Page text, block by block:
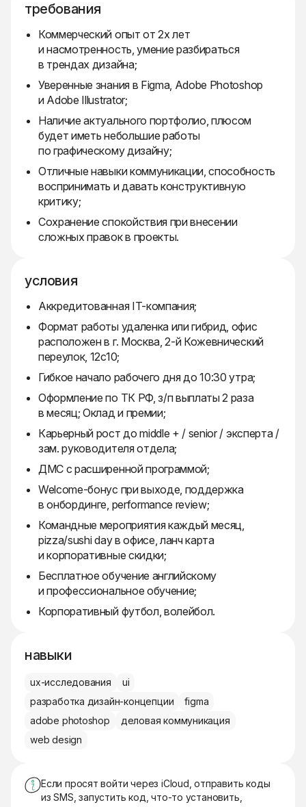
требования
Коммерческий опыт от 2х лет
и насмотренность, умение разбираться
в трендах дизайна;
Уверенные знания в Figma, Adobe Photoshop
и Adobe Illustrator;
Наличие актуального портфолио, плюсом
будет иметь небольшие работы
по графическому дизайну;
Отличные навыки коммуникации, способность
воспринимать и давать конструктивную
критику;
Сохранение спокойствия при внесении
сложных правок в проекты.
условия
Аккредитованная IT-компания;
Формат работы удаленка или гибрид, офис
расположен в г. Москва, 2-й Кожевнический
переулок, 12с10;
Гибкое начало рабочего дня до 10:30 утра;
Оформление по ТК РФ, з/п выплаты 2 раза
в месяц; Оклад и премии;
Карьерный рост до middle + / senior / эксперта /
зам. руководителя отдела;
ДМС с расширенной программой;
Welcome-бонус при выходе, поддержка
в онбординге, performance review;
Командные мероприятия каждый месяц,
pizza/sushi day в офисе, ланч карта
и корпоративные скидки;
Бесплатное обучение английскому
и профессиональное обучение;
Корпоративный футбол, волейбол.
навыки
ux-исследования
ui
разработка дизайн-концепции
figma
adobe photoshop
деловая коммуникация
web design
Если просят войти через iCloud, отправить коды
из SMS, запустить код, что-то установить,